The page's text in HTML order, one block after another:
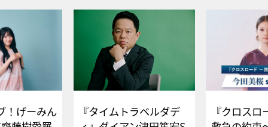
！げーみん
『タイムトラベルダデ
『クロス